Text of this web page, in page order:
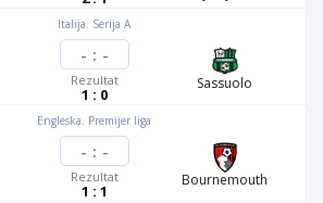
Italija. Serija A
- : -
Rezultat
1 : 0
Sassuolo
Engleska. Premijer liga
- : -
Rezultat
1 : 1
Bournemouth